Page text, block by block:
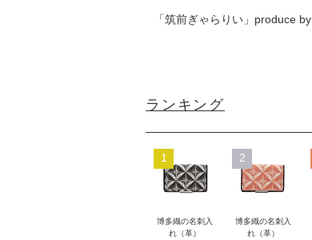
「筑前ぎゃらりい」produce by
ランキング
1
博多織の名刺入
れ（革）
2
博多織の名刺入
れ（革）